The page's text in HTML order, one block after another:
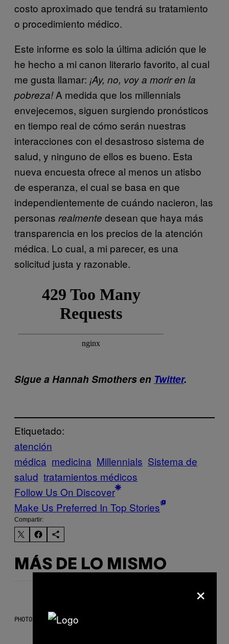
costo aproximado que tendrá su tratamiento
o procedimiento médico.
Este informe es solo la última adición que le
he hecho a mi canon literario favorito, al cual
me gusta llamar: ¡Ay, no, voy a morir en la
pobreza!A medida que los millennials
envejecemos, siguen surgiendo pronósticos
en tiempo real de cómo serán nuestras
interacciones con el desastroso sistema de
salud, y ninguno de ellos es bueno. Esta
nueva encuesta ofrece al menos un atisbo
de esperanza, el cual se basa en que
independientemente de cuándo nacieron, las
personas realmente desean que haya más
transparencia en los precios de la atención
médica. Lo cual, a mi parecer, es una
solicitud justa y razonable.
Sigue a Hannah Smothers en Twitter.
Etiquetado:
atención
médica medicina Millennials Sistema de
salud tratamientos médicos
Follow Us On Discover
Make Us Preferred In Top Stories
Compartir:
MÁS DE LO MISMO
PHOTO: PETER KRAMER / GETTY IMAGES
×